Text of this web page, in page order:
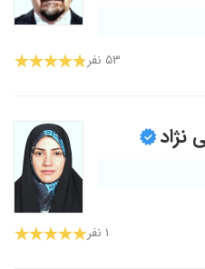
۵۳ نفر
نژاد
۱ نفر